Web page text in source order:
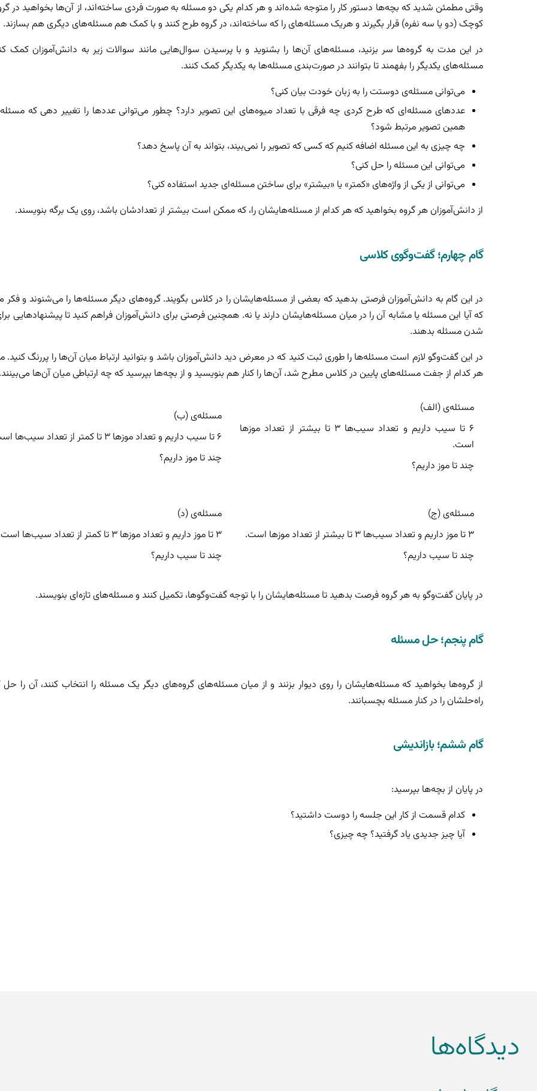
وقتی مطمئن شدید که بچه‌ها دستور کار را متوجه شده‌اند و هر کدام یکی دو مسئله به صورت فردی ساخته‌اند، از آن‌ها بخواهید در
کوچک (دو یا سه نفره) قرار بگیرند و هریک مسئله‌های را که ساخته‌اند، در گروه طرح کنند و با کمک هم مسئله‌های دیگری هم بسازند.
در این مدت به گروه‌ها سر بزنید، مسئله‌های آن‌ها را بشنوید و با پرسیدن سوال‌هایی مانند سوالات زیر به دانش‌آموزان کمک
مسئله‌های یکدیگر را بفهمند تا بتوانند در صورت‌بندی مسئله‌ها به یکدیگر کمک کنند.
می‌توانی مسئله‌ی دوستت را به زبان خودت بیان کنی؟
عددهای مسئله‌ای که طرح کردی چه فرقی با تعداد میوه‌های این تصویر دارد؟ چطور می‌توانی عددها را تغییر دهی که
همین تصویر مرتبط شود؟
چه چیزی به این مسئله اضافه کنیم که کسی که تصویر را نمی‌بیند، بتواند به آن پاسخ دهد؟
می‌توانی این مسئله را حل کنی؟
می‌توانی از یکی از واژه‌های «کمتر» یا «بیشتر» برای ساختن مسئله‌‌ای جدید استفاده کنی؟
از دانش‌آموزان هر گروه بخواهید که هر کدام از مسئله‌هایشان را، که ممکن است بیشتر از تعدادشان باشد، روی یک برگه بنویسند.
گام چهارم؛ گفت‌وگوی کلاسی
در این گام به دانش‌آموزان فرصتی بدهید که بعضی از مسئله‌هایشان را در کلاس بگویند. گروه‌های دیگر مسئله‌ها را می‌شنوند و فکر
که آیا این مسئله یا مشابه آن را در میان مسئله‌هایشان دارند یا نه. همچنین فرصتی برای دانش‌آموزان فراهم کنید تا پیشنهادهایی
شدن مسئله بدهند.
در این گفت‌وگو لازم است مسئله‌ها را طوری ثبت کنید که در معرض دید دانش‌آموزان باشد و بتوانید ارتباط میان آن‌ها را پررنگ کنید.
هر کدام از جفت مسئله‌های پایین در کلاس مطرح شد، آن‌ها را کنار هم بنویسید و از بچه‌ها بپرسید که چه ارتباطی میان آن‌ها می‌بینند.
مسئله‌ی (الف)
۶ تا سیب داریم و تعداد سیب‌ها ۳ تا بیشتر از تعداد موزها
است.
چند تا موز داریم؟
مسئله‌ی (ب)
۶ تا سیب داریم و تعداد موزها ۳ تا کمتر از تعداد سیب‌ها است.
چند تا موز داریم؟
مسئله‌ی (ج)
۳ تا موز داریم و تعداد سیب‌ها ۳ تا بیشتر از تعداد موزها است.
چند تا سیب داریم؟
مسئله‌ی (د)
۳ تا موز داریم و تعداد موزها ۳ تا کمتر از تعداد سیب‌ها است.
چند تا سیب داریم؟
در پایان گفت‌و‌گو به هر گروه فرصت بدهید تا مسئله‌هایشان را با توجه گفت‌وگوها، تکمیل کنند و مسئله‌های تازه‌ای بنویسند.
گام پنجم؛ حل مسئله
از گروه‌ها بخواهید که مسئله‌هایشان را روی دیوار بزنند و از میان مسئله‌های گروه‌های دیگر یک مسئله را انتخاب کنند، آن را حل
راه‌حلشان را در کنار مسئله بچسبانند.
گام ششم؛ بازاندیشی
در پایان از بچه‌ها بپرسید:
کدام قسمت از کار این جلسه را دوست داشتید؟
آیا چیز جدیدی یاد گرفتید؟ چه چیزی؟
دیدگاه‌ها